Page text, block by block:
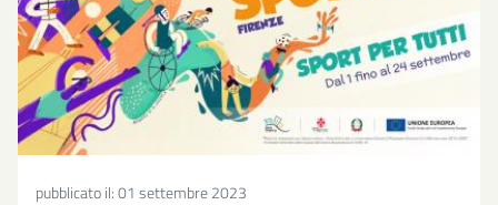
pubblicato il:01 settembre 2023